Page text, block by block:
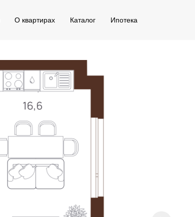
О квартирах Каталог Ипотека